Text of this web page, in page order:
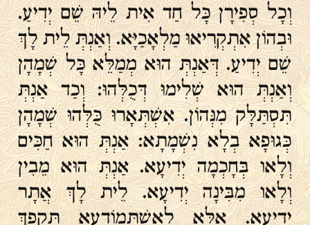
וְכָל סְפִירָן כָּל חַד אִית לֵיהּ שֵׁם יְדִיעַ.
וּבְהוֹן אִתְקְרִיאוּ מַלְאָכַיָּא. וְאַנְתְּ לֵית לָךְ
שֵׁם יְדִיעַ. דְּאַנְתְּ הוּא מְמַלֵּא כָּל שְׁמָהָן
וְאַנְתְּ הוּא שְׁלִימוּ דְּכֻלְּהוּ: וְכַד אַנְתְּ
תִּסְתַּלָּק מִנְּהוֹן. אִשְׁתְּאָרוּ כֻּלְּהוּ שְׁמָהָן
כְּגוּפָא בְלָא נִשְׁמָתָא: אַנְתְּ הוּא חַכִּים
וְלָאו בְּחָכְמָה יְדִיעָא. אַנְתְּ הוּא מֵבִין
וְלָאו מִבִּינָה יְדִיעָא. לֵית לָךְ אֲתָר
יְדִיעָא. אֶלָּא לְאִשְׁתְּמוֹדְעָא תֻּקְפָךְ